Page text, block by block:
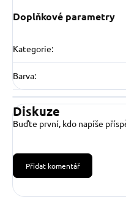
Doplňkové parametry
Kategorie:
Barva:
Diskuze
Buďte první, kdo napíše
Přidat komentář